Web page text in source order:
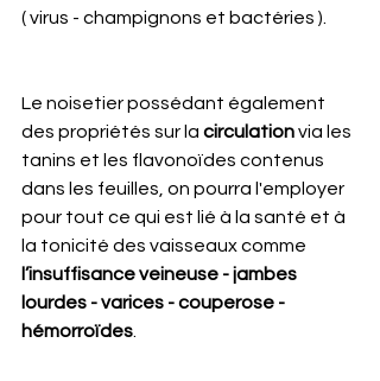
( virus - champignons et bactéries ).
Le noisetier possédant également
des propriétés sur la circulation via les
tanins et les flavonoïdes contenus
dans les feuilles, on pourra l'employer
pour tout ce qui est lié à la santé et à
la tonicité des vaisseaux comme
l’insuffisance veineuse - jambes
lourdes - varices - couperose -
hémorroïdes